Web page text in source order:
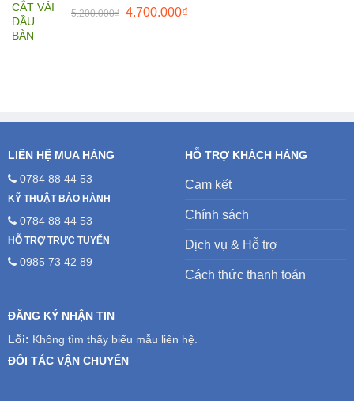
5.200.000₫ Giá
4.700.000₫Giá
LIÊN HỆ MUA HÀNG
0784 88 44 53
KỸ THUẬT BẢO HÀNH
0784 88 44 53
HỖ TRỢ TRỰC TUYẾN
0985 73 42 89
HỖ TRỢ KHÁCH HÀNG
Cam kết
Chính sách
Dịch vụ & Hỗ trợ
Cách thức thanh toán
ĐĂNG KÝ NHẬN TIN
Lỗi: Không tìm thấy biểu mẫu liên hệ.
ĐỐI TÁC VẬN CHUYỂN